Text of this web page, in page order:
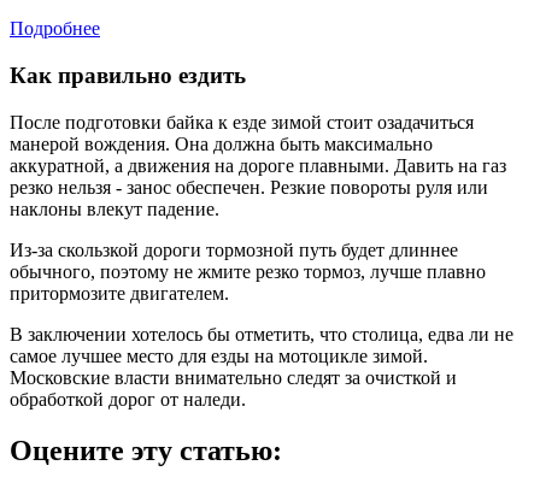
Подробнее
Как правильно ездить
После подготовки байка к езде зимой стоит озадачиться
манерой вождения. Она должна быть максимально
аккуратной, а движения на дороге плавными. Давить на газ
резко нельзя - занос обеспечен. Резкие повороты руля или
наклоны влекут падение.
Из-за скользкой дороги тормозной путь будет длиннее
обычного, поэтому не жмите резко тормоз, лучше плавно
притормозите двигателем.
В заключении хотелось бы отметить, что столица, едва ли не
самое лучшее место для езды на мотоцикле зимой.
Московские власти внимательно следят за очисткой и
обработкой дорог от наледи.
Оцените эту статью: